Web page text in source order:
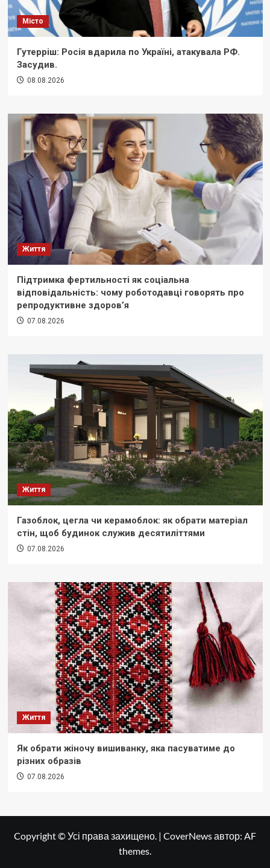
Місто
Гутерріш: Росія вдарила по Україні, атакувала РФ.
Засудив.
08.08.2026
Життя
Підтримка фертильності як соціальна
відповідальність: чому роботодавці говорять про
репродуктивне здоров’я
07.08.2026
Життя
Газоблок, цегла чи керамоблок: як обрати матеріал
стін, щоб будинок служив десятиліттями
07.08.2026
Життя
Як обрати жіночу вишиванку, яка пасуватиме до
різних образів
07.08.2026
Copyright © Усі права захищено. | CoverNewsавтор: AF
themes.